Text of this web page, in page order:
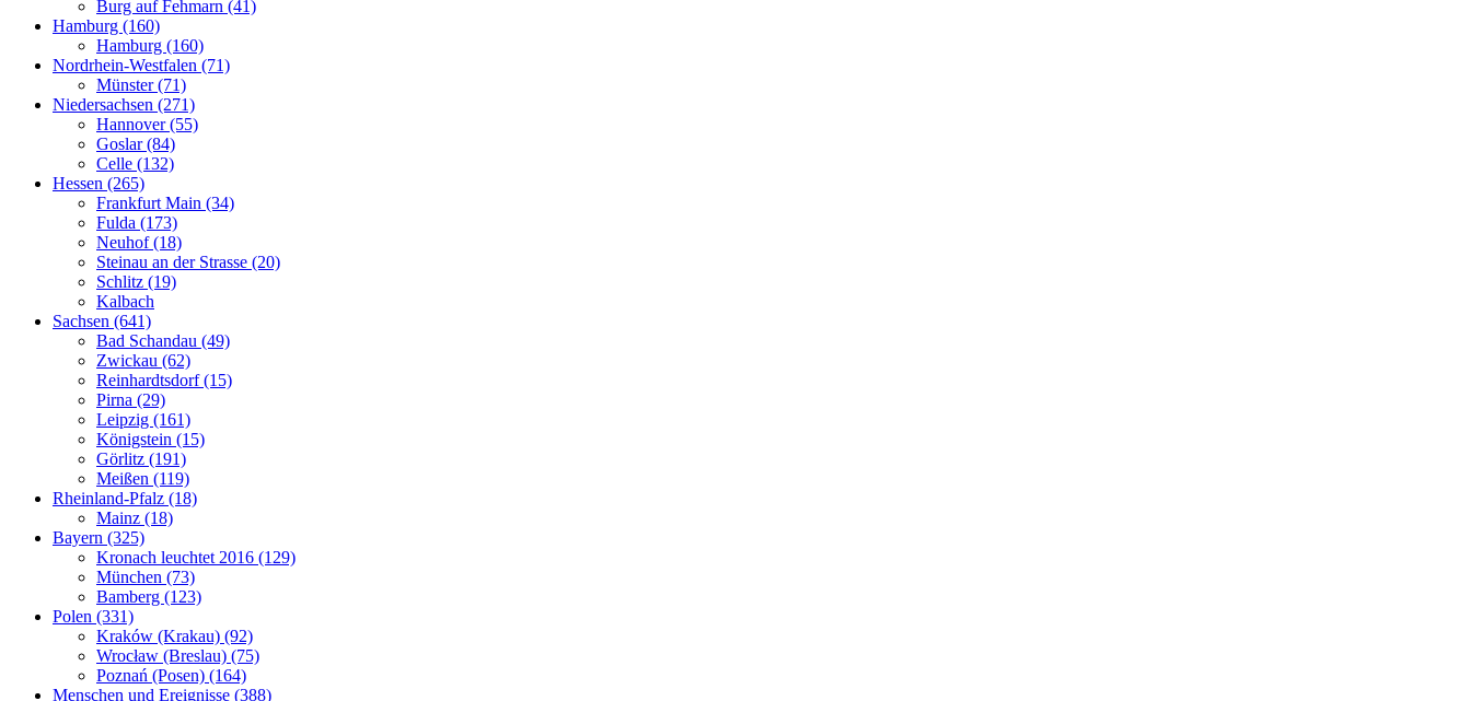
Burg auf Fehmarn (41)
Hamburg (160)
Hamburg (160)
Nordrhein-Westfalen (71)
Münster (71)
Niedersachsen (271)
Hannover (55)
Goslar (84)
Celle (132)
Hessen (265)
Frankfurt Main (34)
Fulda (173)
Neuhof (18)
Steinau an der Strasse (20)
Schlitz (19)
Kalbach
Sachsen (641)
Bad Schandau (49)
Zwickau (62)
Reinhardtsdorf (15)
Pirna (29)
Leipzig (161)
Königstein (15)
Görlitz (191)
Meißen (119)
Rheinland-Pfalz (18)
Mainz (18)
Bayern (325)
Kronach leuchtet 2016 (129)
München (73)
Bamberg (123)
Polen (331)
Kraków (Krakau) (92)
Wrocław (Breslau) (75)
Poznań (Posen) (164)
Menschen und Ereignisse (388)